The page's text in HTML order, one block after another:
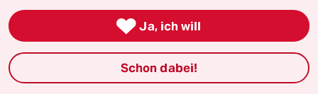
Politik
Öko
Gesellschaft
 Ja, ich will
Schon dabei!